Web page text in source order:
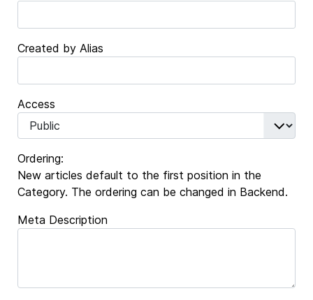
Created by Alias
Access
Ordering:
New articles default to the first position in the
Category. The ordering can be changed in Backend.
Meta Description